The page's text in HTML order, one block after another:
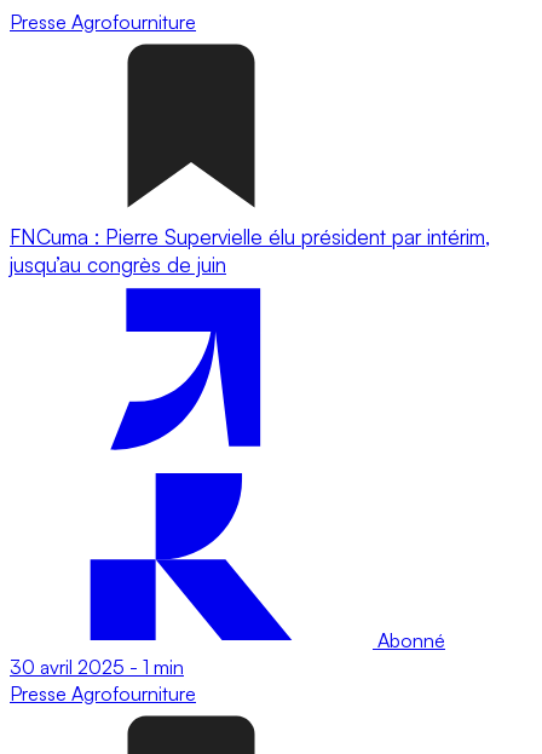
Presse Agrofourniture
FNCuma : Pierre Supervielle élu président par intérim,
jusqu’au congrès de juin
Abonné
30 avril 2025 - 1 min
Presse Agrofourniture